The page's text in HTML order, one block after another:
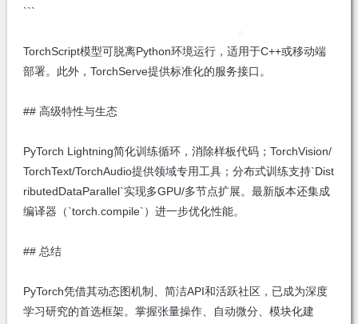
```
TorchScript模型可脱离Python环境运行，适用于C++或移动端
部署。此外，TorchServe提供标准化的服务接口。
## 高级特性与生态
PyTorch Lightning简化训练循环，消除样板代码；TorchVision/
TorchText/TorchAudio提供领域专用工具；分布式训练支持`Dist
ributedDataParallel`实现多GPU/多节点扩展。最新版本还集成
编译器（`torch.compile`）进一步优化性能。
## 总结
PyTorch凭借其动态图机制、简洁API和活跃社区，已成为深度
学习研究的首选框架。掌握张量操作、自动微分、模块化建